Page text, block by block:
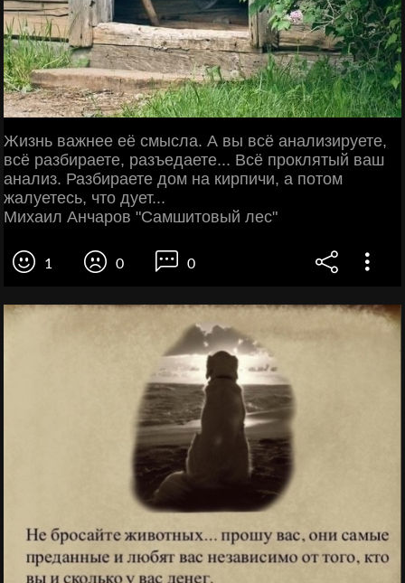
Жизнь важнее её смысла. А вы всё анализируете,
всё разбираете, разъедаете... Всё проклятый ваш
анализ. Разбираете дом на кирпичи, а потом
жалуетесь, что дует...
Михаил Анчаров "Самшитовый лес"
1 0 0